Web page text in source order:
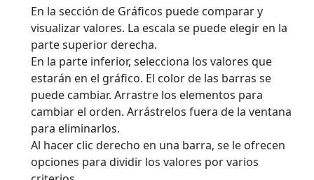
En la sección de Gráficos puede comparar y
visualizar valores. La escala se puede elegir en la
parte superior derecha.
En la parte inferior, selecciona los valores que
estarán en el gráfico. El color de las barras se
puede cambiar. Arrastre los elementos para
cambiar el orden. Arrástrelos fuera de la ventana
para eliminarlos.
Al hacer clic derecho en una barra, se le ofrecen
opciones para dividir los valores por varios